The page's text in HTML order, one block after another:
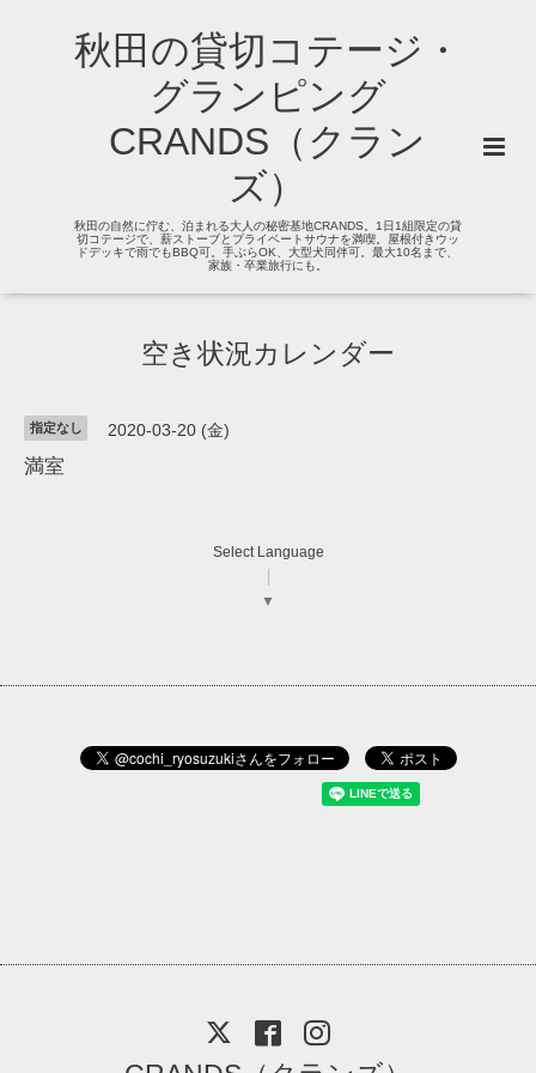
秋田の貸切コテージ・
グランピング
CRANDS（クラン
ズ）
秋田の自然に佇む、泊まれる大人の秘密基地CRANDS。1日1組限定の貸
切コテージで、薪ストーブとプライベートサウナを満喫。屋根付きウッ
ドデッキで雨でもBBQ可。手ぶらOK、大型犬同伴可。最大10名まで、
家族・卒業旅行にも。
空き状況カレンダー
指定なし 2020-03-20 (金)
満室
Select Language
▼